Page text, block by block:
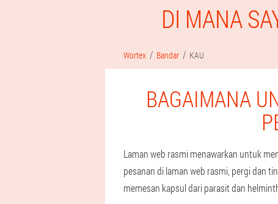
DI MANA
Wortex Bandar KAU
BAGAIMANA
Laman web rasmi menawarkan untuk
pesanan di laman web rasmi, pergi dan
memesan kapsul dari parasit dan